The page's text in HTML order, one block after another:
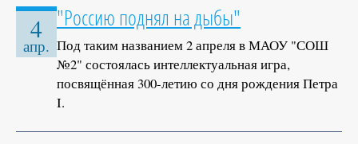
4
апр.
"Россию поднял на дыбы"
Под таким названием 2 апреля в МАОУ "СОШ
№2" состоялась интеллектуальная игра,
посвящённая 300-летию со дня рождения Петра
I.